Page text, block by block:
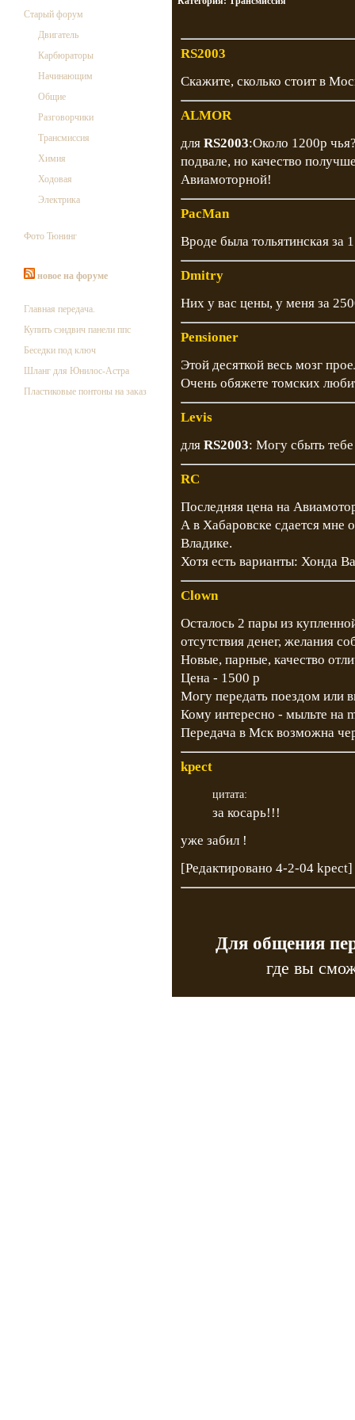
Старый форум
Двигатель
Карбюраторы
Начинающим
Общие
Разговорчики
Трансмиссия
Химия
Ходовая
Электрика
Фото Тюнинг
новое на форуме
Главная передача.
Купить сэндвич панели ппс
Беседки под ключ
Шланг для Юнилос-Астра
Пластиковые понтоны на заказ
RS2003
Скажите, сколько стоит в
ALMOR
для RS2003:Около 1200р
подвале, но качество
Авиамоторной!
PacMan
Вроде была тольятинская за
Dmitry
Них у вас цены, у меня за
Pensioner
Этой десяткой весь мозг
Очень обяжете томских
Levis
для RS2003: Могу сбыть
RC
Последняя цена на
А в Хабаровске сдается мне
Владике.
Хотя есть варианты: Хонда
Clown
Осталось 2 пары из
отсутствия денег, желания
Новые, парные, качество
Цена - 1500 р
Могу передать поездом или
Кому интересно - мыльте на
Передача в Мск возможна
kpect
цитата:
за косарь!!!
уже забил !
[Редактировано 4-2-04 kpect]
Для общения
где вы